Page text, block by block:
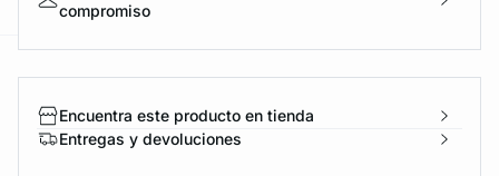
compromiso
Encuentra este producto en tienda
Entregas y devoluciones